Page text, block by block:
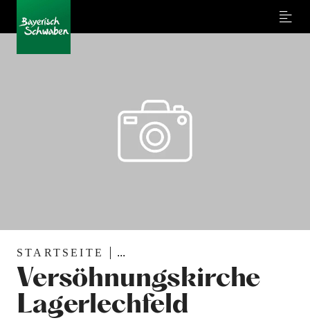
Menu
STARTSEITE ...
Versöhnungskirche
Lagerlechfeld